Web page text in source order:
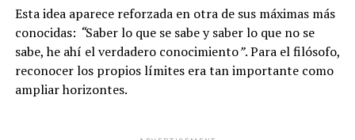
Esta idea aparece reforzada en otra de sus máximas más
conocidas: “Saber lo que se sabe y saber lo que no se
sabe, he ahí el verdadero conocimiento”. Para el filósofo,
reconocer los propios límites era tan importante como
ampliar horizontes.